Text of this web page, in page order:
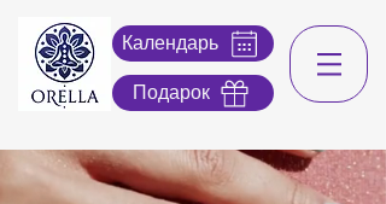
Календарь
Подарок